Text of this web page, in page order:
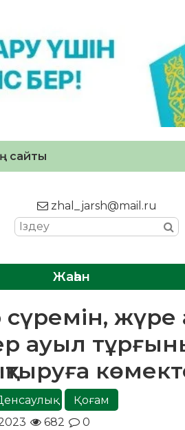
сайты
zhal_jarsh@mail.ru
Жаһан
сүремін,
ауыл
Қоғам
682 0